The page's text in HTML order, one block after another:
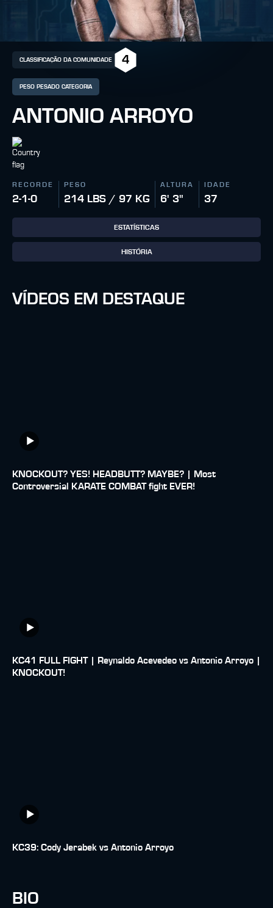
PESO PESADO CATEGORIA
CLASSIFICAÇÃO DA COMUNIDADE 4
ANTONIO ARROYO
RECORDE
2-1-0
PESO
214 LBS / 97 KG
ALTURA
6' 3"
IDADE
37
ESTATÍSTICAS
HISTÓRIA
VÍDEOS EM DESTAQUE
KNOCKOUT? YES! HEADBUTT? MAYBE? | Most
Controversial KARATE COMBAT fight EVER!
KC41 FULL FIGHT | Reynaldo Acevedeo vs Antonio Arroyo |
KNOCKOUT!
KC39: Cody Jerabek vs Antonio Arroyo
BIO